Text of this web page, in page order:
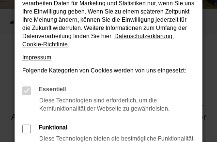
Startseite Standorte Škoda Bamberg
MOTOR-NÜTZEL - IHR ŠKODA
Hallo und willkommen bei Škoda Bamberg! Wir sind Ihr
Autohändler für Škoda in Bamberg und bietet mit unserer
großen Auswahl an Neuwagen und Škoda
Gebrauchtwagen sowie exzellentem Škoda Service in
verarbeiten Daten für Marketing und Statistiken nur, wenn Sie uns
Ihre Einwilligung geben. Wenn Sie zu einem späteren Zeitpunkt
Ihre Meinung ändern, können Sie die Einwilligung jederzeit für
die Zukunft widerrufen. Weitere Informationen zum Umfang der
Datenverarbeitung finden Sie hier: Datenschutzerklärung,
Cookie-Richtlinie.
Impressum
Folgende Kategorien von Cookies werden von uns eingesetzt:
Essentiell
Diese Technologien sind erforderlich, um die
Kernfunktionalität der Webseite zu gewährleisten.
Funktional
Diese Technologien bieten die bestmögliche Funktionalität